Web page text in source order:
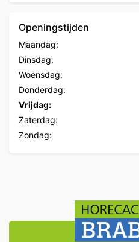
Openingstijden
Maandag:
Dinsdag:
Woensdag:
Donderdag:
Vrijdag:
Zaterdag:
Zondag: